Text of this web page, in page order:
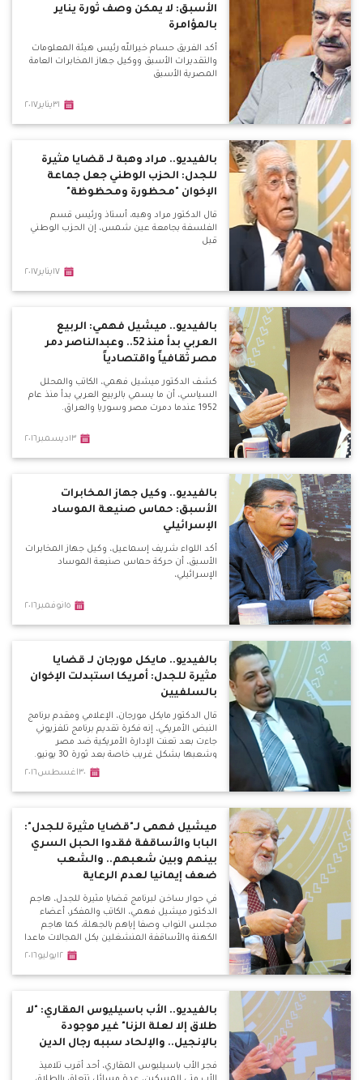
الأسبق: لا يمكن وصف ثورة يناير
بالمؤامرة
أكد الفريق حسام خيرالله رئيس هيئة المعلومات
والتقديرات الأسبق ووكيل جهاز المخابرات العامة
المصرية الأسبق
٣١يناير٢٠١٧
بالفيديو.. مراد وهبة لـ قضايا مثيرة
للجدل: الحزب الوطني جعل جماعة
الإخوان "محظورة ومحظوظة"
قال الدكتور مراد وهبه، أستاذ ورئيس قسم
الفلسفة بجامعة عين شمس، إن الحزب الوطني
قبل
١٧يناير٢٠١٧
بالفيديو.. ميشيل فهمي: الربيع
العربي بدأ منذ 52.. وعبدالناصر دمر
مصر ثقافياً واقتصادياً
كشف الدكتور ميشيل فهمي، الكاتب والمحلل
السياسي، أن ما يسمي بالربيع العربي بدأ منذ عام
1952 عندما دمرت مصر وسوريا والعراق.
١٣ديسمبر٢٠١٦
بالفيديو.. وكيل جهاز المخابرات
الأسبق: حماس صنيعة الموساد
الإسرائيلي
أكد اللواء شريف إسماعيل، وكيل جهاز المخابرات
الأسبق، أن حركة حماس صنيعة الموساد
الإسرائيلي،
١٥نوفمبر٢٠١٦
بالفيديو.. مايكل مورجان لـ قضايا
مثيرة للجدل: أمريكا استبدلت الإخوان
بالسلفيين
قال الدكتور مايكل مورجان، الإعلامي ومقدم برنامج
النبض الأمريكي، إنه فكرة تقديم برنامج تلفزيوني
جاءت بعد تعنت الإدارة الأمريكية ضد مصر
وشعبها بشكل غريب خاصة بعد ثورة 30 يونيو.
٣٠اغسطس٢٠١٦
ميشيل فهمى لـ"قضايا مثيرة للجدل":
البابا والأساقفة فقدوا الحبل السري
بينهم وبين شعبهم.. والشعب
ضعف إيمانيا لعدم الرعاية
في حوار ساخن لبرنامج قضايا مثيرة للجدل، هاجم
الدكتور ميشيل فهمي، الكاتب والمفكر، أعضاء
مجلس النواب وصفا إياهم بالجهلة، كما هاجم
الكهنة والأساقفة المنشغلين بكل المجالات ماعدا
رعاية الشعب، وحذر من مؤامرة الفتنة بين
١٢يوليو٢٠١٦
بالفيديو.. الأب باسيليوس المقاري: "لا
طلاق إلا لعلة الزنا" غير موجودة
بالإنجيل.. والإلحاد سببه رجال الدين
فجر الأب باسيليوس المقاري، أحد أقرب تلاميذ